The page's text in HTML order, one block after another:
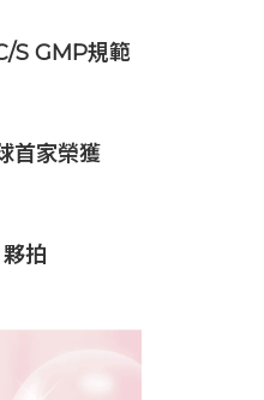
S GMP規範
首家榮獲
拍